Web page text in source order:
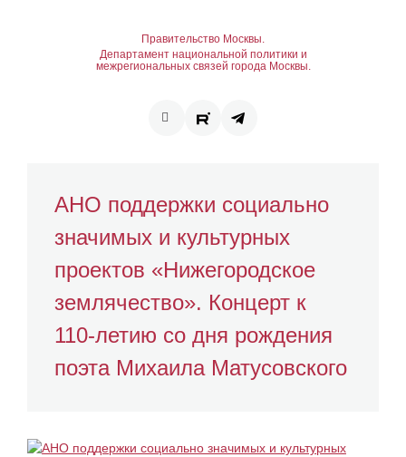
Правительство Москвы.
Департамент национальной политики и
межрегиональных связей города Москвы.
АНО поддержки социально
значимых и культурных
проектов «Нижегородское
землячество». Концерт к
110-летию со дня рождения
поэта Михаила Матусовского